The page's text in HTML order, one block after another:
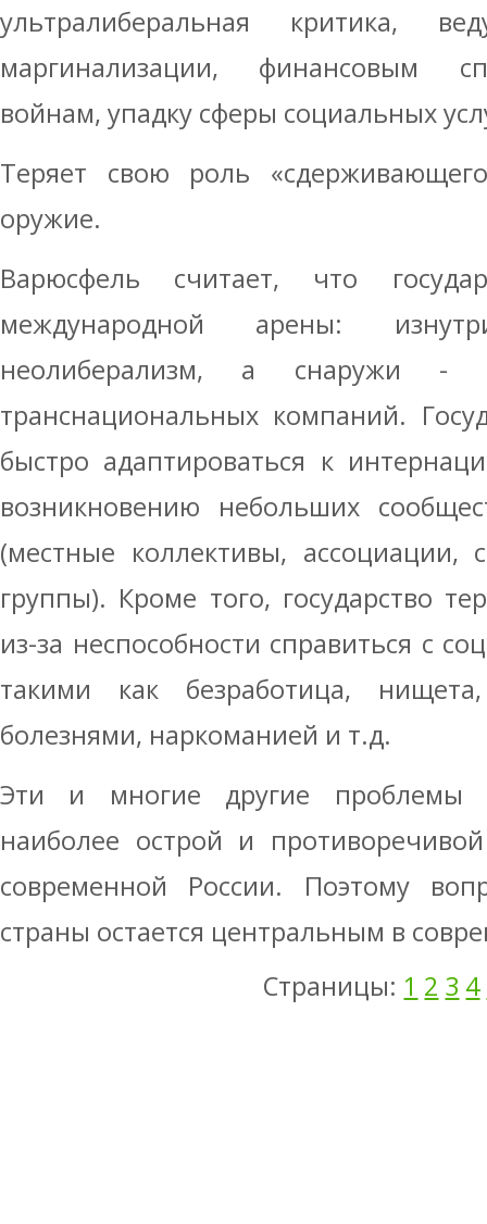
ультралиберальная критика,
маргинализации, финансовым
войнам, упадку сферы социальных
Теряет свою роль
оружие.
Варюсфель считает, что
международной арены:
неолиберализм, а снаружи -
транснациональных компаний.
быстро адаптироваться к
возникновению небольших
(местные коллективы, ассоциации,
группы). Кроме того, государство
из-за неспособности справиться с
такими как безработица,
болезнями, наркоманией и т.д.
Эти и многие другие проблемы
наиболее острой и
современной России. Поэтому
страны остается центральным в
Страницы: 1 2 3 4